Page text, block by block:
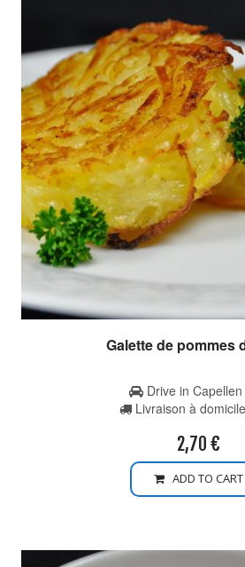
Galette de pommes
Drive in
Livraison à
2,70 €
ADD TO CART